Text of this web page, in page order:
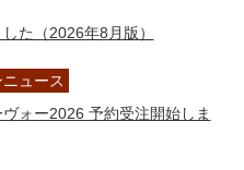
た（2026年8月版）
ュース
ォー2026 予約受注開始しま